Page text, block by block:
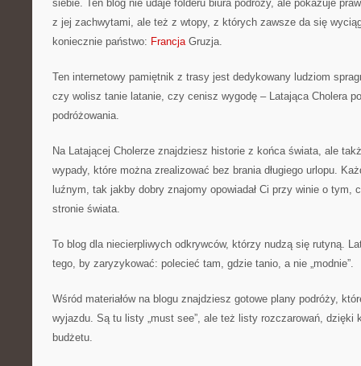
siebie. Ten blog nie udaje folderu biura podróży, ale pokazuje
z jej zachwytami, ale też z wtopy, z których zawsze da się
koniecznie państwo: FrancjaGruzja.
Ten internetowy pamiętnik z trasy jest dedykowany ludziom
czy wolisz tanie latanie, czy cenisz wygodę – Latająca Cholera
podróżowania.
Na Latającej Cholerze znajdziesz historie z końca świata, ale
wypady, które można zrealizować bez brania długiego urlopu.
luźnym, tak jakby dobry znajomy opowiadał Ci przy winie o tym,
stronie świata.
To blog dla niecierpliwych odkrywców, którzy nudzą się rutyną.
tego, by zaryzykować: polecieć tam, gdzie tanio, a nie „modnie”.
Wśród materiałów na blogu znajdziesz gotowe plany podróży,
wyjazdu. Są tu listy „must see”, ale też listy rozczarowań, dzięki
budżetu.